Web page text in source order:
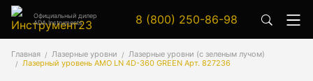
Официальный дилер
ADA Instruments
8 (800) 250-86-98
Главная Лазерные уровни
Лазерные уровни (с зеленым лучом)
Лазерный уровень AMO LN 4D-360 GREEN Арт. 827236
Аксессуары
Аксессуары к геодезическим приборам